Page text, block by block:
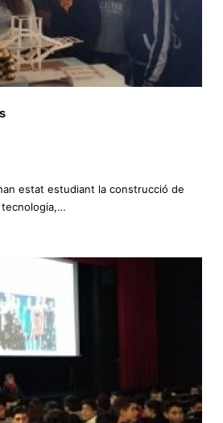
estat estudiant la construcció de
tecnologia,…